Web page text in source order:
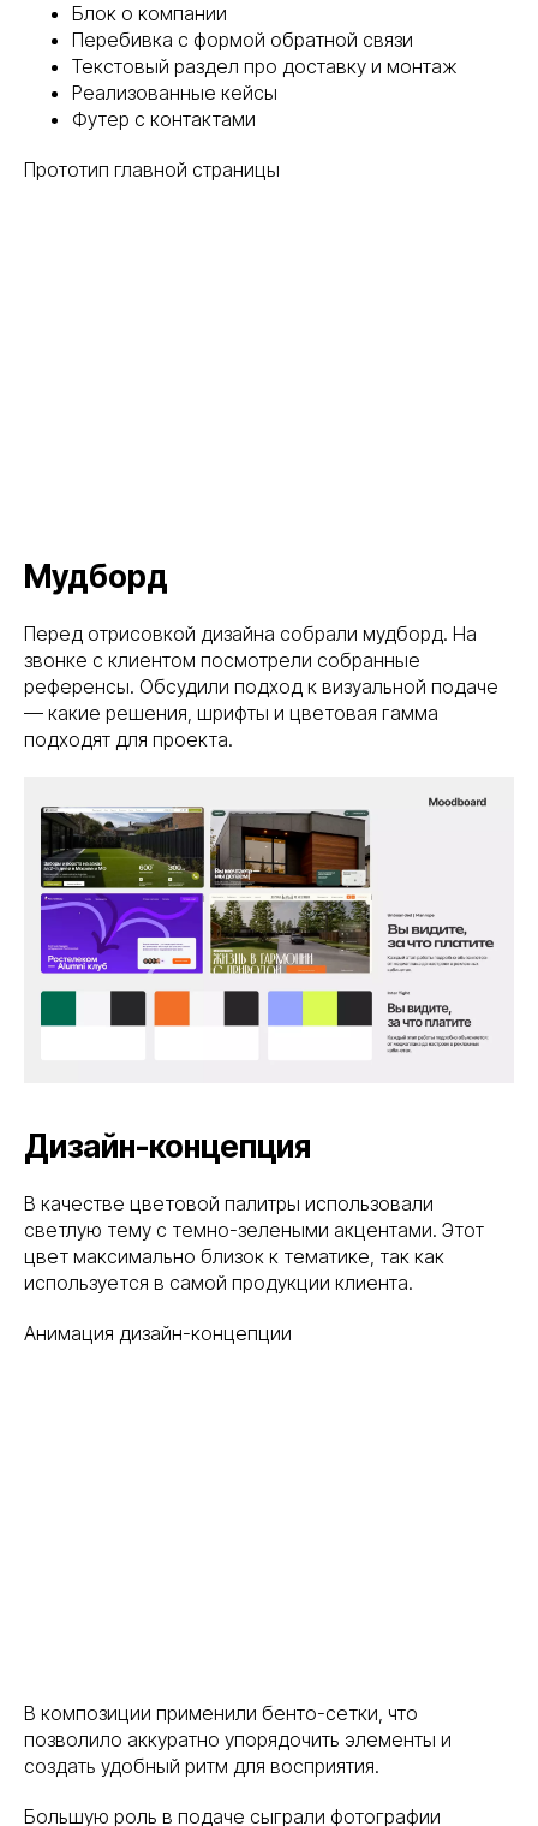
Блок о компании
Перебивка с формой обратной связи
Текстовый раздел про доставку и монтаж
Реализованные кейсы
Футер с контактами
Прототип главной страницы
Мудборд
Перед отрисовкой дизайна собрали мудборд. На
звонке с клиентом посмотрели собранные
референсы. Обсудили подход к визуальной подаче
— какие решения, шрифты и цветовая гамма
подходят для проекта.
Дизайн-концепция
В качестве цветовой палитры использовали
светлую тему с темно-зелеными акцентами. Этот
цвет максимально близок к тематике, так как
используется в самой продукции клиента.
Анимация дизайн-концепции
В композиции применили бенто-сетки, что
позволило аккуратно упорядочить элементы и
создать удобный ритм для восприятия.
Большую роль в подаче сыграли фотографии